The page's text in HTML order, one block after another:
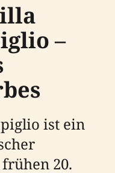
–
ist ein
20.